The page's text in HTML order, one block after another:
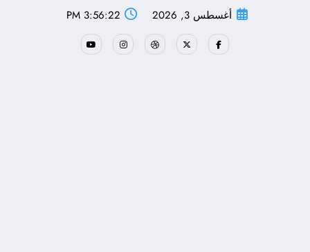
أغسطس 3, 2026 3:56:23 PM